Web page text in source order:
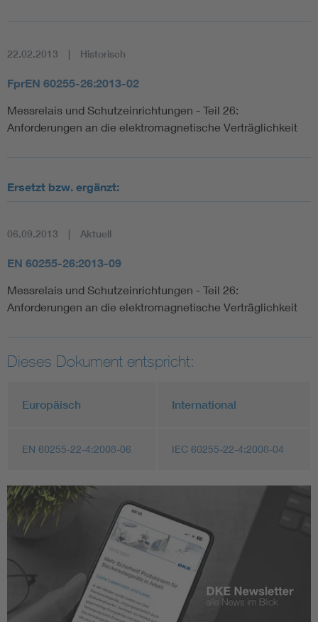
22.02.2013 Historisch
FprEN 60255-26:2013-02
Messrelais und Schutzeinrichtungen - Teil 26:
Anforderungen an die elektromagnetische Verträglichkeit
Ersetzt bzw. ergänzt:
06.09.2013 Aktuell
EN 60255-26:2013-09
Messrelais und Schutzeinrichtungen - Teil 26:
Anforderungen an die elektromagnetische Verträglichkeit
Dieses Dokument entspricht:
Europäisch International
EN 60255-22-4:2008-06 IEC 60255-22-4:2008-04